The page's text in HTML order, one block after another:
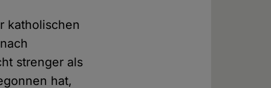
katholischen
strenger als
hat,